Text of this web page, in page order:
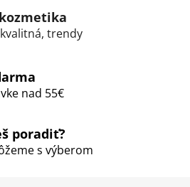
c
i
e
r
v
v
ý
trendy
nad 55€
poradiť?
s výberom